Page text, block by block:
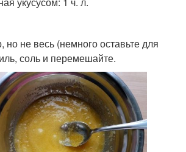
но не весь (немного оставьте для
соль и перемешайте.